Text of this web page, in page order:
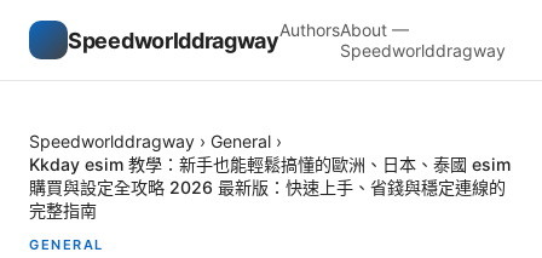
SpeedworlddragwayAuthorsAbout —
Speedworlddragway
Speedworlddragway › General ›
Kkday esim 教學：新手也能輕鬆搞懂的歐洲、日本、泰國 esim
購買與設定全攻略 2026 最新版：快速上手、省錢與穩定連線的
完整指南
GENERAL